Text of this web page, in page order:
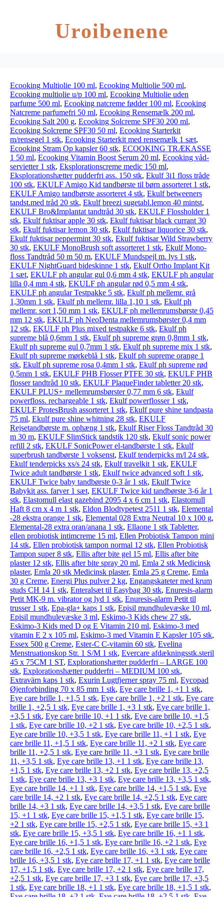
Uroibenene
Ecooking Multiolie 100 ml, Ecooking Multiolie 500 ml,
Ecooking multiolie u/p 100 ml, Ecooking Multiolie uden
parfume 500 ml, Ecooking natcreme fødder 100 ml, Ecooking
Natcreme parfumefri 50 ml, Ecooking Rensemælk 200 ml,
Ecooking Salt 200 g, Ecooking Solcreme SPF30 200 ml,
Ecooking Solcreme SPF30 50 ml, Ecooking Starterkit
m/rensegel 1 stk, Ecooking Starterkit med rensemælk 1 sæt,
Ecooking Stram Op kapsler 60 stk, ECOOKING TRÆKASSE
1 50 ml, Ecooking Vitamin Boost Serum 20 ml, Ecooking våd­
servietter 1 stk, Eksplorationscreme medic 150 ml,
Eksplorationshætter pudderfri ass. 150 stk, Ekulf 3i1 floss tråde
100 stk, EKULF Amigo Kid tandbørste til børn assorteret 1 stk,
EKULF Amigo tandbørste assorteret 4 stk, Ekulf betweeners
tandst.med tråd 20 stk, Ekulf breezi sugetabl.lemon 40 mintst,
EKULF Bro&Implantat tandtråd 30 stk, EKULF Flossholder 1
stk, Ekulf fuktisar apple 30 stk, Ekulf fuktisar black currant 30
stk, Ekulf fuktisar lemon 30 stk, Ekulf fuktisar liquorice 30 stk,
Ekulf fuktisar peppermint 30 stk, Ekulf fuktisar Wild Strawberry
30 stk, EKULF Mono­Brush soft assorteret 1 stk, Ekulf Mono­
floss Tandtråd 50 m 50 m, EKULF Mundspejl m. lys 1 stk,
EKULF NightGuard bideskinne 1 stk, Ekulf Ortho Implant Kit
1 sæt, EKULF ph angular gul 0,6 mm 4 stk, EKULF ph angular
lilla 0,4 mm 4 stk, EKULF ph angular rød 0,5 mm 4 stk,
EKULF ph angular Testpakke 5 stk, Ekulf ph mellemr. grå
1,30mm 1 stk, Ekulf ph mellemr. lilla 1,10 1 stk, Ekulf ph
mellemr. sort 1,50 mm 1 stk, EKULF ph mellemrums­børste 0,45
mm 12 stk, EKULF ph NeoDenta mellemrums­børster 0,4 mm
12 stk, EKULF ph Plus mixed testpakke 6 stk, Ekulf ph
supreme blå 0,6mm 1 stk, Ekulf ph supreme grøn 0,8mm 1 stk,
Ekulf ph supreme gul 0,7mm 1 stk, Ekulf ph supreme mix 1 stk,
Ekulf ph supreme mørkeblå 1 stk, Ekulf ph supreme orange 1
stk, Ekulf ph supreme rosa 0,4mm 1 stk, Ekulf ph supreme rød
0,5mm 1 stk, EKULF PHB Flosser PTFE 30 stk, EKULF PHB
flosser tandtråd 10 stk, EKULF PlaqueFinder tabletter 20 stk,
EKULF PLUS+ mellemrums­børster 0,77 mm 6 stk, Ekulf
powerfloss. rechargeable 1 stk, Ekulf powerflosser 1 stk,
EKULF ProtesBrush assorteret 1 stk, Ekulf pure shine tandpasta
75 ml, Ekulf pure shine whitning 28 stk, EKULF
Rejsetandbørste m. ophæng 1 stk, Ekulf Riser Floss Tandtråd 30
m 30 m, EKULF SlimStick tandstik 120 stk, Ekulf sonic power
refill 2 stk, EKULF SonicPower el-tandbørste 1 stk, Ekulf
superbrush tandbørste 1 voksenst, Ekulf tenderpicks m/l 24 stk,
Ekulf tenderpicks xs/s 24 stk, Ekulf travelkit 1 stk, EKULF
Twice adult tandbørste 1 stk, Ekulf twice advanced soft 1 stk,
EKULF Twice baby tandbørste 0-3 år 1 stk, Ekulf Twice
Babykit ass. farver 1 sæt, EKULF Twice kid tandbørste 3-6 år 1
stk, Elastomull elast gazebind 2095 4 x 6 cm 1 stk, Elastomull
Haft 8 cm x 4 m 1 stk, Eldon Blodtypetest 2511 1 stk, Elemental
-28 ekstra orange 1 stk, Elemental 028 Extra Neutral 10 x 100 g,
Elemental-28 extra oran/anana 1 stk, Ellaone 1 stk Tabletter,
ellen probiotisk intimcreme 15 ml, Ellen Probiotisk Tampon mini
14 stk, Ellen probiotisk tampon normal 12 stk, Ellen Probiotisk
Tampon super 8 stk, Ellis after bite gel 15 ml, Ellis after bite
plaster 12 stk, Ellis after bite spray 20 ml, Emla 2 stk Medicinsk
plaster, Emla 20 stk Medicinsk plaster, Emla 25 g Creme, Emla
30 g Creme, Energi Plus pulver 2 kg, Engangskateter med krum
studs CH 14 1 stk, Enteralsæt til Easybag 30 stk, Enuresis-alarm
Petit MK-9 m. vibrator og lyd 1 stk, Enuresis-alarm Petit til
trusser 1 stk, Epa-gla+ kaps 1 stk, Episil mundhulevæske 10 ml,
Episil mundhulevæske 3 ml, Eskimo-3 Kids chew 27 stk,
Eskimo-3 Kids med D og E Vitamin 210 ml, Eskimo-3 med
vitamin E 2 x 105 ml, Eskimo-3 med Vitamin E Kapsler 105 stk,
Essex 500 g Creme, Ester-C C-vitamin 60 stk, Evelina
Menstruationskop Str. 1 S/M 1 stk, Evercare afdækningsstk.steril
45 x 75CM 1 ST, Explorationshætter pudderfri – LARGE 100
stk, Explorationshætter pudderfri – MEDIUM 100 stk,
Extravärn kaps 1 stk, Exurin Lugtfjerner spray 75 ml, Eycopad
Øjenforbinding 70 x 85 mm 1 stk, Eye care brille 1, +1 1 stk,
Eye care brille 1, +1,5 1 stk, Eye care brille 1, +2 1 stk, Eye care
brille 1, +2,5 1 stk, Eye care brille 1, +3 1 stk, Eye care brille 1,
+3,5 1 stk, Eye care brille 10, +1 1 stk, Eye care brille 10, +1,5
1 stk, Eye care brille 10, +2 1 stk, Eye care brille 10, +2,5 1 stk,
Eye care brille 10, +3,5 1 stk, Eye care brille 11, +1 1 stk, Eye
care brille 11, +1,5 1 stk, Eye care brille 11, +2 1 stk, Eye care
brille 11, +2,5 1 stk, Eye care brille 11, +3 1 stk, Eye care brille
11, +3,5 1 stk, Eye care brille 13, +1 1 stk, Eye care brille 13,
+1,5 1 stk, Eye care brille 13, +2 1 stk, Eye care brille 13, +2,5
1 stk, Eye care brille 13, +3 1 stk, Eye care brille 13, +3,5 1 stk,
Eye care brille 14, +1 1 stk, Eye care brille 14, +1,5 1 stk, Eye
care brille 14, +2 1 stk, Eye care brille 14, +2,5 1 stk, Eye care
brille 14, +3 1 stk, Eye care brille 14, +3,5 1 stk, Eye care brille
15, +1 1 stk, Eye care brille 15, +1,5 1 stk, Eye care brille 15,
+2 1 stk, Eye care brille 15, +2,5 1 stk, Eye care brille 15, +3 1
stk, Eye care brille 15, +3,5 1 stk, Eye care brille 16, +1 1 stk,
Eye care brille 16, +1,5 1 stk, Eye care brille 16, +2 1 stk, Eye
care brille 16, +2,5 1 stk, Eye care brille 16, +3 1 stk, Eye care
brille 16, +3,5 1 stk, Eye care brille 17, +1 1 stk, Eye care brille
17, +1,5 1 stk, Eye care brille 17, +2 1 stk, Eye care brille 17,
+2,5 1 stk, Eye care brille 17, +3 1 stk, Eye care brille 17, +3,5
1 stk, Eye care brille 18, +1 1 stk, Eye care brille 18, +1,5 1 stk,